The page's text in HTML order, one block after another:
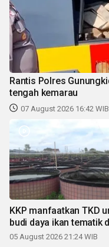
Rantis Polres
tengah kemarau
07 August 2026 16:42 WIB
KKP manfaatkan TKD
budi daya ikan tematik
05 August 2026 21:24 WIB